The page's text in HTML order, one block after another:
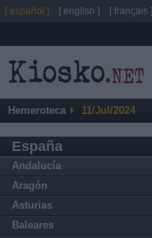
Hemeroteca 11/Jul/2024
España
Andalucía
Aragón
Asturias
Baleares
[ español ] [ english ] [ français ]